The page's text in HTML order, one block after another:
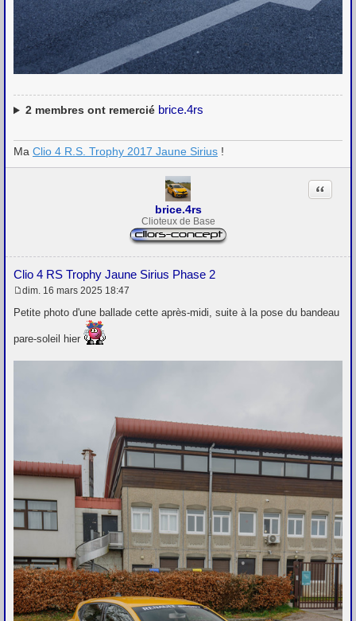
2membres ont remercié brice.4rs
Ma Clio 4 R.S. Trophy 2017 Jaune Sirius !
brice.4rs
Clioteux de Base
Clio 4 RS Trophy Jaune Sirius Phase 2
Citation
e
a
dim. 16 mars 2025 18:47
Petite photo d'une ballade cette après-midi, suite à la pose du bandeau
pare-soleil hier